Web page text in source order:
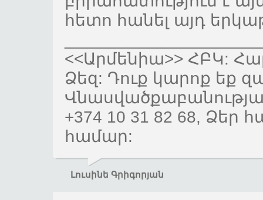
հետո հանել այդ
<<Արմենիա>> ՀԲԿ:
Ձեզ: Դուք կարոք եք
+374 10 31 82 68,
համար:
Լուսինե Գրիգորյան